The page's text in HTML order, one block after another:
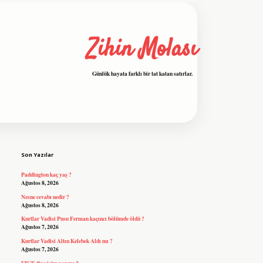
Zihin Molası
Günlük hayata farklı bir tat katan satırlar.
Son Yazılar
Paddington kaç yaş ?
Ağustos 8, 2026
Nesne cevabı nedir ?
Ağustos 8, 2026
Kurtlar Vadisi Pusu Ferman kaçıncı bölümde öldü ?
Ağustos 7, 2026
Kurtlar Vadisi Altın Kelebek Aldı mı ?
Ağustos 7, 2026